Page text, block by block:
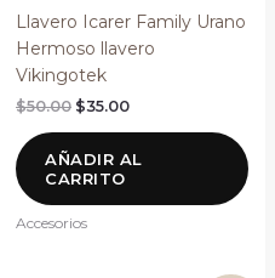
Llavero Icarer Family Urano
Hermoso llavero
Vikingotek
$50.00
$50.00.
$35.00
$35.00.
AÑADIR AL
CARRITO
Accesorios